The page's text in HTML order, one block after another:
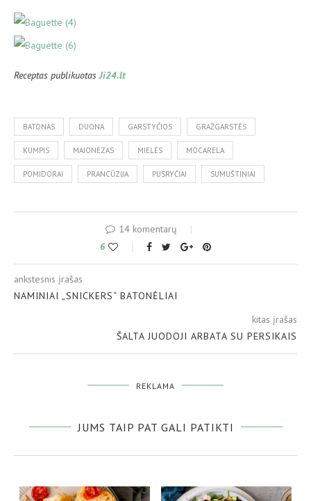
Receptas publikuotasJi24.lt
BATONAS DUONA GARSTYČIOS GRAŽGARSTĖS
KUMPIS MAJONEZAS MIELĖS MOCARELA
POMIDORAI PRANCŪZIJA PUSRYČIAI SUMUŠTINIAI
14 komentarų
6
ankstesnis įrašas
NAMINIAI „SNICKERS“ BATONĖLIAI
kitas įrašas
ŠALTA JUODOJI ARBATA SU PERSIKAIS
REKLAMA
JUMS TAIP PAT GALI PATIKTI